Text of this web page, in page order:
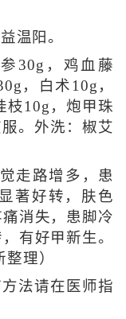
温阳。
30g，鸡血藤
，白术10g，
枝10g，炮甲珠
。外洗：椒艾
走路增多，患
著好转，肤色
消失，患脚冷
有好甲新生。
理）
法请在医师指